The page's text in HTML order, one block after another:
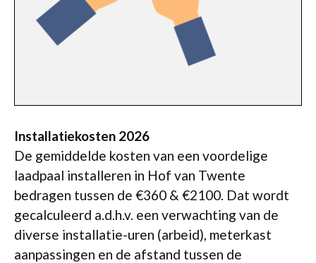
Installatiekosten 2026
De gemiddelde kosten van een voordelige
laadpaal installeren in Hof van Twente
bedragen tussen de €360 & €2100. Dat wordt
gecalculeerd a.d.h.v. een verwachting van de
diverse installatie-uren (arbeid), meterkast
aanpassingen en de afstand tussen de